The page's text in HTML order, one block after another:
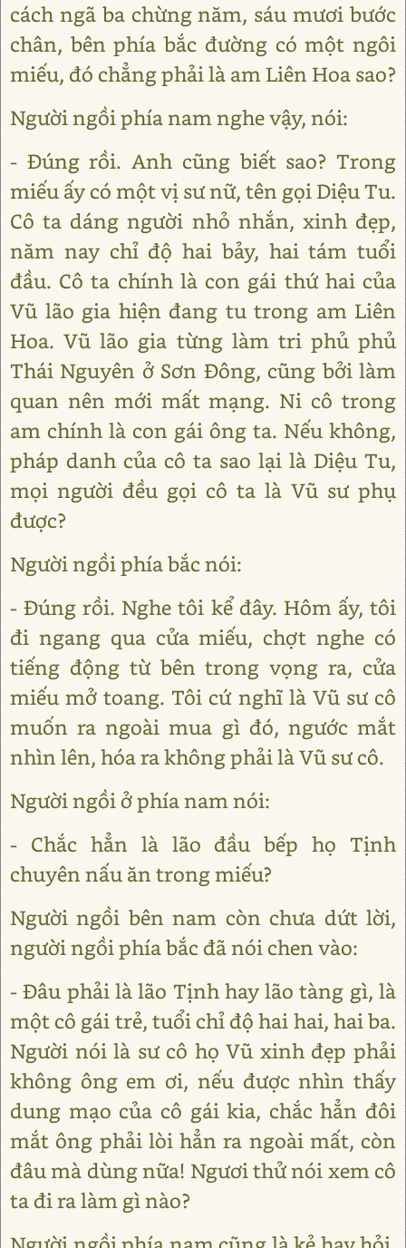
cách ngã ba chừng năm, sáu mươi bước
chân, bên phía bắc đường có một ngôi
miếu, đó chẳng phải là am Liên Hoa sao?
Người ngồi phía nam nghe vậy, nói:
- Đúng rồi. Anh cũng biết sao? Trong
miếu ấy có một vị sư nữ, tên gọi Diệu Tu.
Cô ta dáng người nhỏ nhắn, xinh đẹp,
năm nay chỉ độ hai bảy, hai tám tuổi
đầu. Cô ta chính là con gái thứ hai của
Vũ lão gia hiện đang tu trong am Liên
Hoa. Vũ lão gia từng làm tri phủ phủ
Thái Nguyên ở Sơn Đông, cũng bởi làm
quan nên mới mất mạng. Ni cô trong
am chính là con gái ông ta. Nếu không,
pháp danh của cô ta sao lại là Diệu Tu,
mọi người đều gọi cô ta là Vũ sư phụ
được?
Người ngồi phía bắc nói:
- Đúng rồi. Nghe tôi kể đây. Hôm ấy, tôi
đi ngang qua cửa miếu, chợt nghe có
tiếng động từ bên trong vọng ra, cửa
miếu mở toang. Tôi cứ nghĩ là Vũ sư cô
muốn ra ngoài mua gì đó, ngước mắt
nhìn lên, hóa ra không phải là Vũ sư cô.
Người ngồi ở phía nam nói:
- Chắc hẳn là lão đầu bếp họ Tịnh
chuyên nấu ăn trong miếu?
Người ngồi bên nam còn chưa dứt lời,
người ngồi phía bắc đã nói chen vào:
- Đâu phải là lão Tịnh hay lão tàng gì, là
một cô gái trẻ, tuổi chỉ độ hai hai, hai ba.
Người nói là sư cô họ Vũ xinh đẹp phải
không ông em ơi, nếu được nhìn thấy
dung mạo của cô gái kia, chắc hẳn đôi
mắt ông phải lòi hẳn ra ngoài mất, còn
đâu mà dùng nữa! Ngươi thử nói xem cô
ta đi ra làm gì nào?